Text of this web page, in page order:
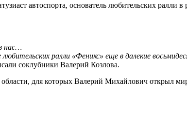
автоспорта, основатель любительских ралли
нас…
ралли «Феникс» еще в далекие
соклубники Валерий Козлова.
для которых Валерий Михайлович открыл